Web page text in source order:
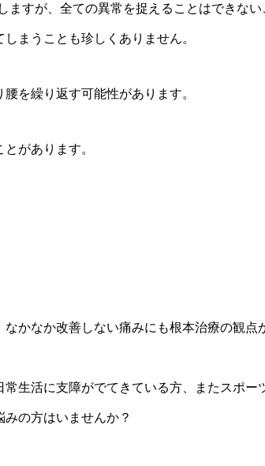
ますが、全ての異常を捉えることはできな
まうことも珍しくありません。
を繰り返す可能性があります。
があります。
かなか改善しない痛みにも根本治療の観点
生活に支障がでてきている方、またスポー
の方はいませんか？